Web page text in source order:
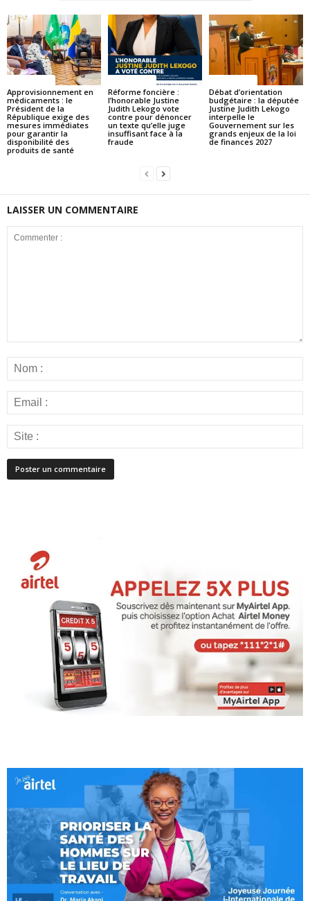
Approvisionnement en
médicaments : le
Président de la
République exige des
mesures immédiates
pour garantir la
disponibilité des
produits de santé
Réforme foncière :
l’honorable Justine
Judith Lekogo vote
contre pour dénoncer
un texte qu’elle juge
insuffisant face à la
fraude
Débat d’orientation
budgétaire : la députée
Justine Judith Lekogo
interpelle le
Gouvernement sur les
grands enjeux de la loi
de finances 2027
LAISSER UN COMMENTAIRE